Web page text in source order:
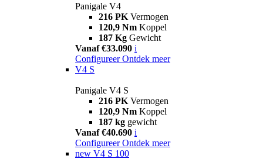
Panigale V4
216 PK Vermogen
120,9 Nm Koppel
187 Kg Gewicht
Vanaf €33.090 i
Configureer Ontdek meer
V4 S
Panigale V4 S
216 PK Vermogen
120,9 Nm Koppel
187 kg gewicht
Vanaf €40.690 i
Configureer Ontdek meer
new V4 S 100